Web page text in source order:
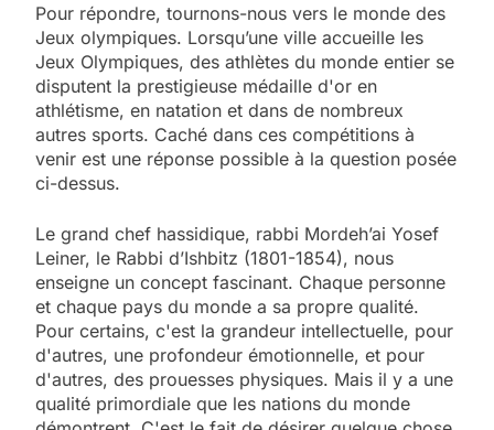
Pour répondre, tournons-nous vers le monde des
Jeux olympiques. Lorsqu’une ville accueille les
Jeux Olympiques, des athlètes du monde entier se
disputent la prestigieuse médaille d'or en
athlétisme, en natation et dans de nombreux
autres sports. Caché dans ces compétitions à
venir est une réponse possible à la question posée
ci-dessus.
Le grand chef hassidique, rabbi Mordeh’ai Yosef
Leiner, le Rabbi d’Ishbitz (1801-1854), nous
enseigne un concept fascinant. Chaque personne
et chaque pays du monde a sa propre qualité.
Pour certains, c'est la grandeur intellectuelle, pour
d'autres, une profondeur émotionnelle, et pour
d'autres, des prouesses physiques. Mais il y a une
qualité primordiale que les nations du monde